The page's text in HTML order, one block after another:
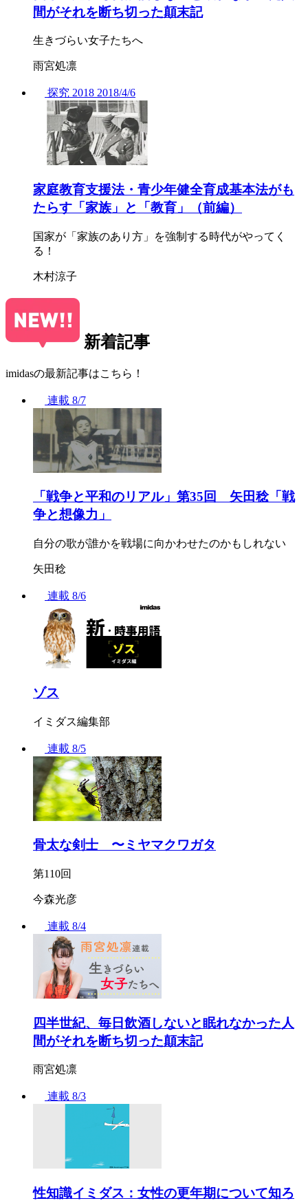
間がそれを断ち切った顛末記
生きづらい女子たちへ
雨宮処凛
探究 2018 2018/4/6
家庭教育支援法・青少年健全育成基本法がも
たらす「家族」と「教育」（前編）
国家が「家族のあり方」を強制する時代がやってく
る！
木村涼子
新着記事
imidasの最新記事はこちら！
連載 8/7
「戦争と平和のリアル」第35回 矢田稔「戦
争と想像力」
自分の歌が誰かを戦場に向かわせたのかもしれない
矢田稔
連載 8/6
ゾス
イミダス編集部
連載 8/5
骨太な剣士 〜ミヤマクワガタ
第110回
今森光彦
連載 8/4
四半世紀、毎日飲酒しないと眠れなかった人
間がそれを断ち切った顛末記
雨宮処凛
連載 8/3
性知識イミダス：女性の更年期について知ろ